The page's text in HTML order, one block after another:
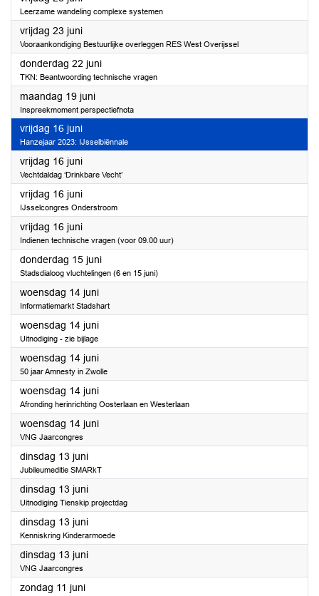
Leerzame wandeling complexe systemen
vrijdag 23 juni2023
Vooraankondiging Bestuurlijke overleggen RES West Overijssel
donderdag 22 juni2023
TKN: Beantwoording technische vragen
maandag 19 juni2023
Inspreekmoment perspectiefnota
vrijdag 16 juni2023
Hanzejaar 2023: IJsselbiënnale
vrijdag 16 juni2023
Vechtdaldag ‘Drinkbare Vecht’
vrijdag 16 juni2023
IJsselcongres Onderstroom
vrijdag 16 juni2023
Indienen technische vragen (voor 09.00 uur)
donderdag 15 juni2023
Stadsdialoog vluchtelingen (6 en 15 juni)
woensdag 14 juni2023
Informatiemarkt Stadshart
woensdag 14 juni2023
Uitnodiging - zie bijlage
woensdag 14 juni2023
50 jaar Amnesty in Zwolle
woensdag 14 juni2023
Afronding herinrichting Oosterlaan en Westerlaan
woensdag 14 juni2023
VNG Jaarcongres
dinsdag 13 juni2023
Jubileumeditie SMARkT
dinsdag 13 juni2023
Uitnodiging Tienskip projectdag
dinsdag 13 juni2023
Kenniskring Kinderarmoede
dinsdag 13 juni2023
VNG Jaarcongres
zondag 11 juni2023